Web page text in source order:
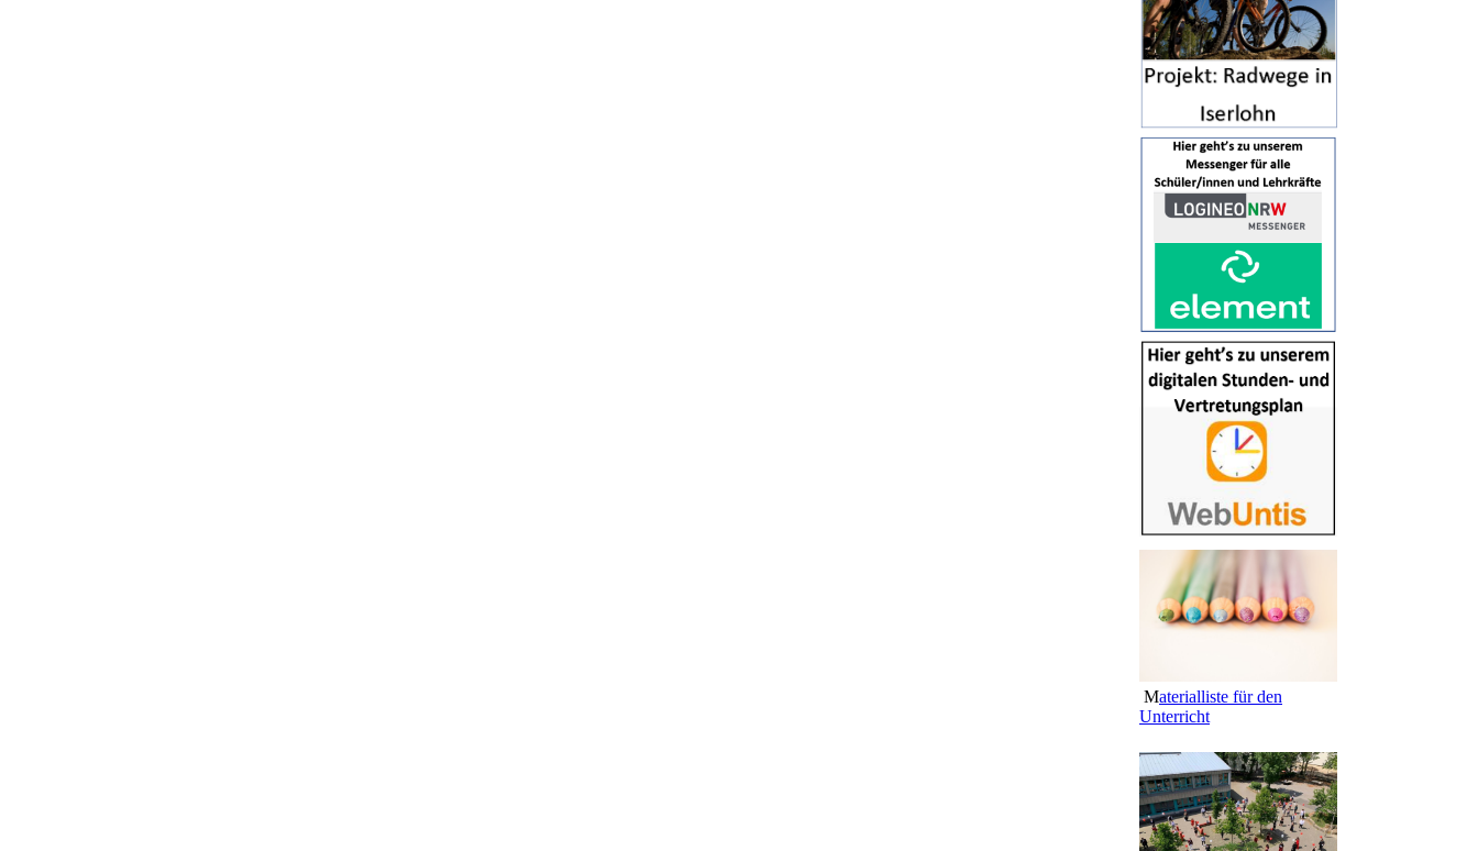
Materialliste für den
Unterricht